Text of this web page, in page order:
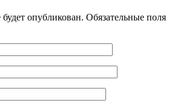
опубликован. Обязательные поля